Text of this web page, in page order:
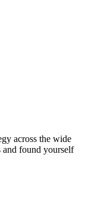
across the wide
and found yourself